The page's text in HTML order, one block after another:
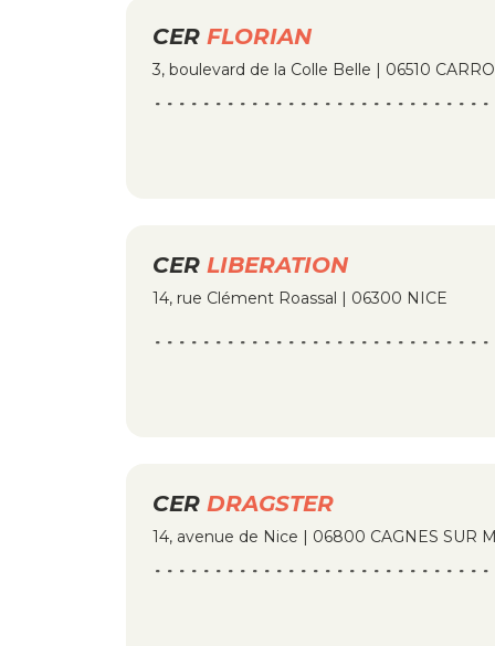
CER FLORIAN
3, boulevard de la Colle Belle | 06510
CER LIBERATION
14, rue Clément Roassal | 06300 NICE
CER DRAGSTER
14, avenue de Nice | 06800 CAGNES SUR